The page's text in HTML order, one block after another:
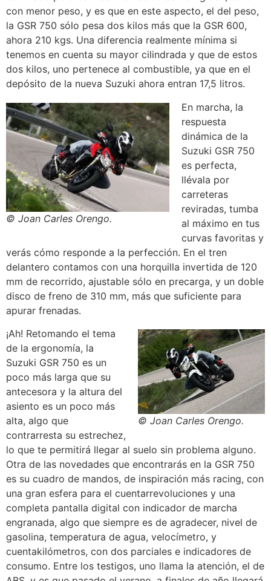
con menor peso, y es que en este aspecto, el del peso,
la GSR 750 sólo pesa dos kilos más que la GSR 600,
ahora 210 kgs. Una diferencia realmente mínima si
tenemos en cuenta su mayor cilindrada y que de estos
dos kilos, uno pertenece al combustible, ya que en el
depósito de la nueva Suzuki ahora entran 17,5 litros.
© Joan Carles Orengo.
En marcha, la
respuesta
dinámica de la
Suzuki GSR 750
es perfecta,
llévala por
carreteras
reviradas, tumba
al máximo en tus
curvas favoritas y
verás cómo responde a la perfección. En el tren
delantero contamos con una horquilla invertida de 120
mm de recorrido, ajustable sólo en precarga, y un doble
disco de freno de 310 mm, más que suficiente para
apurar frenadas.
© Joan Carles Orengo.
¡Ah! Retomando el tema
de la ergonomía, la
Suzuki GSR 750 es un
poco más larga que su
antecesora y la altura del
asiento es un poco más
alta, algo que
contrarresta su estrechez,
lo que te permitirá llegar al suelo sin problema alguno.
Otra de las novedades que encontrarás en la GSR 750
es su cuadro de mandos, de inspiración más racing, con
una gran esfera para el cuentarrevoluciones y una
completa pantalla digital con indicador de marcha
engranada, algo que siempre es de agradecer, nivel de
gasolina, temperatura de agua, velocímetro, y
cuentakilómetros, con dos parciales e indicadores de
consumo. Entre los testigos, uno llama la atención, el de